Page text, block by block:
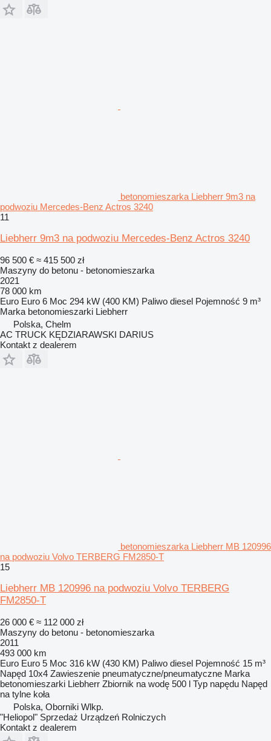
betonomieszarka Liebherr 9m3 na
podwoziu Mercedes-Benz Actros 3240
11
Liebherr 9m3 na podwoziu Mercedes-Benz Actros 3240
96 500 € ≈ 415 500 zł
Maszyny do betonu - betonomieszarka
2021
78 000 km
Euro Euro 6 Moc 294 kW (400 KM) Paliwo diesel Pojemność 9 m³
Marka betonomieszarki Liebherr
Polska, Chelm
AC TRUCK KĘDZIARAWSKI DARIUS
Kontakt z dealerem
betonomieszarka Liebherr MB 120996
na podwoziu Volvo TERBERG FM2850-T
15
Liebherr MB 120996 na podwoziu Volvo TERBERG
FM2850-T
26 000 € ≈ 112 000 zł
Maszyny do betonu - betonomieszarka
2011
493 000 km
Euro Euro 5 Moc 316 kW (430 KM) Paliwo diesel Pojemność 15 m³
Napęd 10x4 Zawieszenie pneumatyczne/pneumatyczne Marka
betonomieszarki Liebherr Zbiornik na wodę 500 l Typ napędu Napęd
na tylne koła
Polska, Oborniki Wlkp.
"Heliopol" Sprzedaż Urządzeń Rolniczych
Kontakt z dealerem